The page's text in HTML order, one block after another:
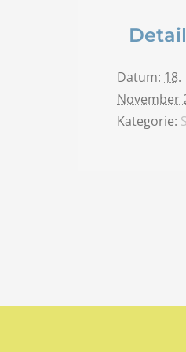
Datum: 18.
November
Kategorie: